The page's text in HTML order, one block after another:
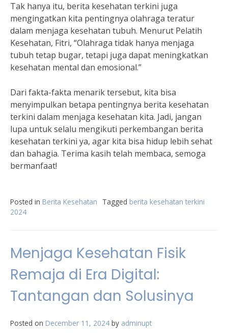
Tak hanya itu, berita kesehatan terkini juga
mengingatkan kita pentingnya olahraga teratur
dalam menjaga kesehatan tubuh. Menurut Pelatih
Kesehatan, Fitri, “Olahraga tidak hanya menjaga
tubuh tetap bugar, tetapi juga dapat meningkatkan
kesehatan mental dan emosional.”
Dari fakta-fakta menarik tersebut, kita bisa
menyimpulkan betapa pentingnya berita kesehatan
terkini dalam menjaga kesehatan kita. Jadi, jangan
lupa untuk selalu mengikuti perkembangan berita
kesehatan terkini ya, agar kita bisa hidup lebih sehat
dan bahagia. Terima kasih telah membaca, semoga
bermanfaat!
Posted in Berita Kesehatan Tagged berita kesehatan terkini
2024
Menjaga Kesehatan Fisik
Remaja di Era Digital:
Tantangan dan Solusinya
Posted on December 11, 2024 by adminupt